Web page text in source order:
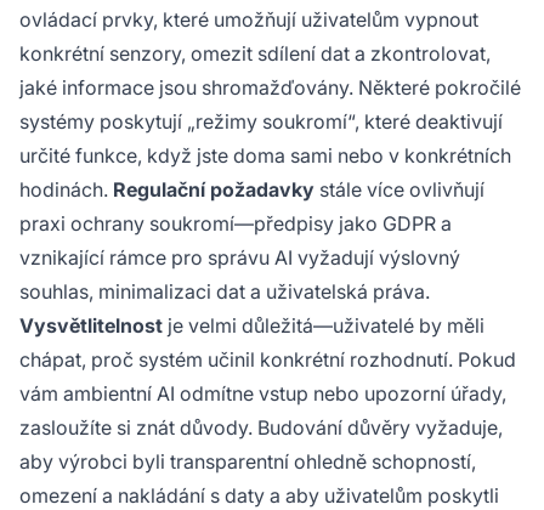
ovládací prvky, které umožňují uživatelům vypnout
konkrétní senzory, omezit sdílení dat a zkontrolovat,
jaké informace jsou shromažďovány. Některé pokročilé
systémy poskytují „režimy soukromí“, které deaktivují
určité funkce, když jste doma sami nebo v konkrétních
hodinách. Regulační požadavky stále více ovlivňují
praxi ochrany soukromí—předpisy jako GDPR a
vznikající rámce pro správu AI vyžadují výslovný
souhlas, minimalizaci dat a uživatelská práva.
Vysvětlitelnost je velmi důležitá—uživatelé by měli
chápat, proč systém učinil konkrétní rozhodnutí. Pokud
vám ambientní AI odmítne vstup nebo upozorní úřady,
zasloužíte si znát důvody. Budování důvěry vyžaduje,
aby výrobci byli transparentní ohledně schopností,
omezení a nakládání s daty a aby uživatelům poskytli